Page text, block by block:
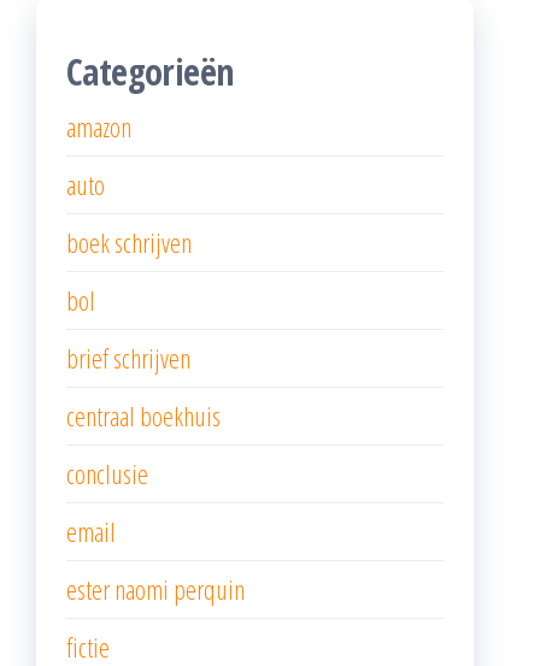
Categorieën
amazon
auto
boek schrijven
bol
brief schrijven
centraal boekhuis
conclusie
email
ester naomi perquin
fictie